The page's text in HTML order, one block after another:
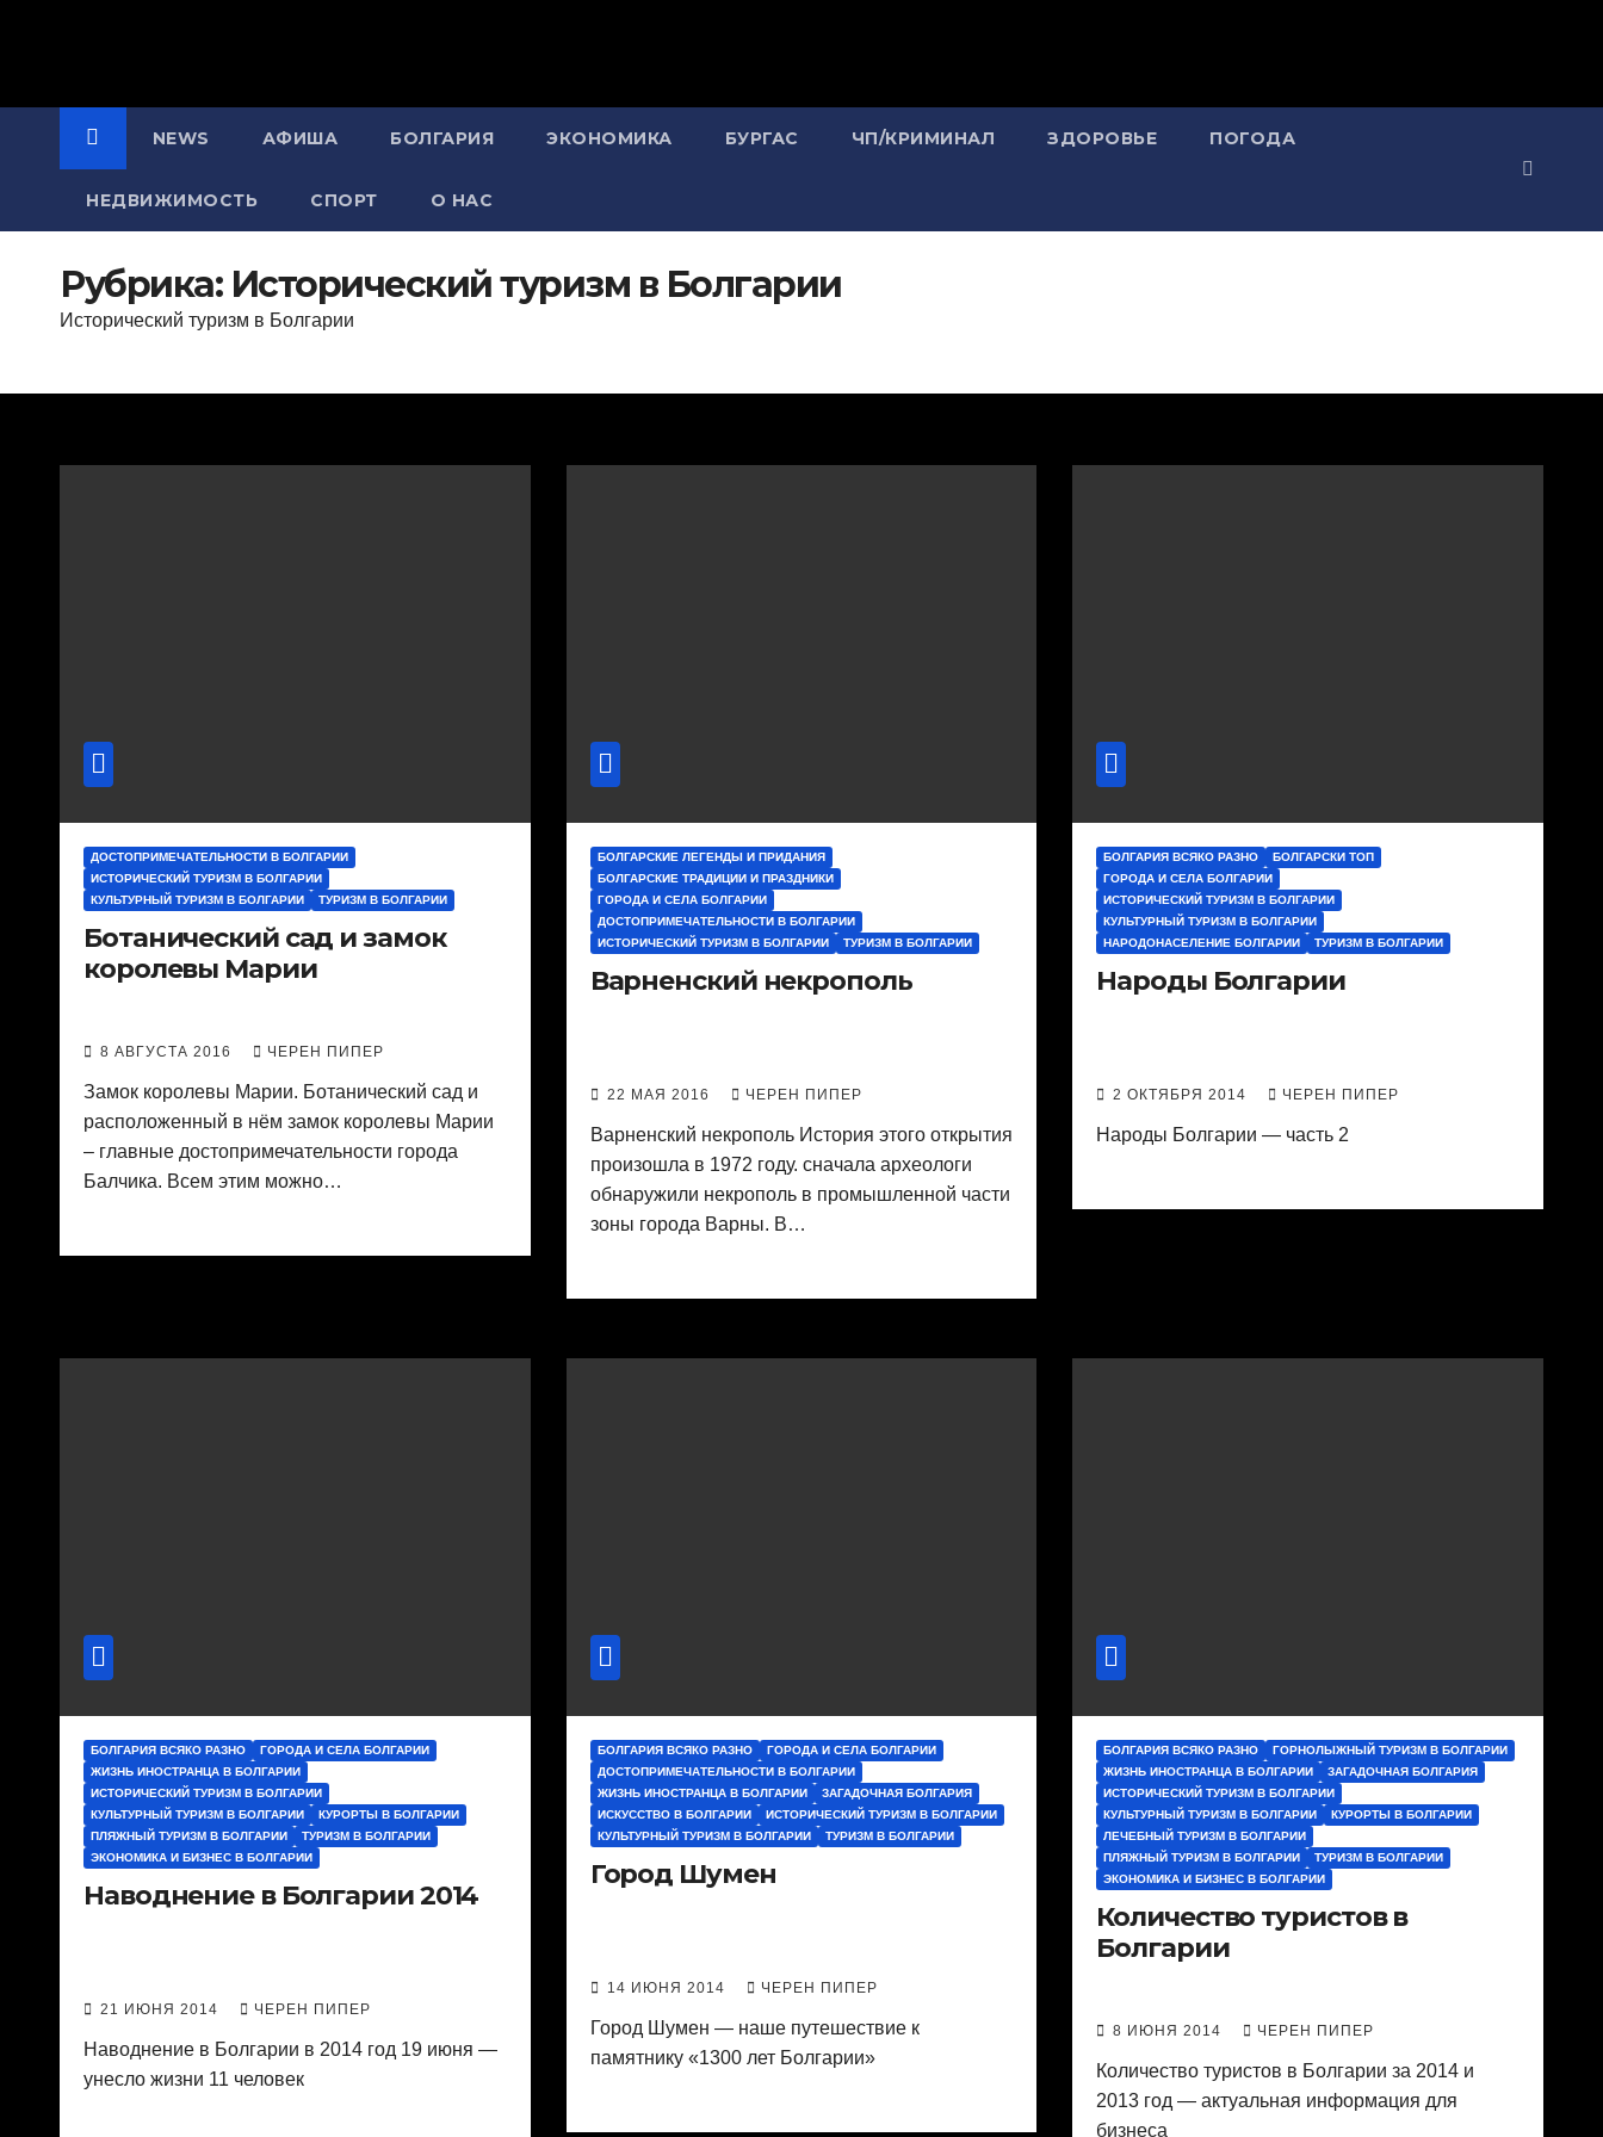
NEWS АФИША БОЛГАРИЯ ЭКОНОМИКА БУРГАС ЧП/КРИМИНАЛ ЗДОРОВЬЕ ПОГОДА
НЕДВИЖИМОСТЬ СПОРТ О НАС
Рубрика: Исторический туризм в Болгарии
Исторический туризм в Болгарии
ДОСТОПРИМЕЧАТЕЛЬНОСТИ В БОЛГАРИИ
ИСТОРИЧЕСКИЙ ТУРИЗМ В БОЛГАРИИ
КУЛЬТУРНЫЙ ТУРИЗМ В БОЛГАРИИ
ТУРИЗМ В БОЛГАРИИ
Ботанический сад и замок
королевы Марии
8 АВГУСТА 2016 ЧЕРЕН ПИПЕР
Замок королевы Марии. Ботанический сад и
расположенный в нём замок королевы Марии
– главные достопримечательности города
Балчика. Всем этим можно…
БОЛГАРСКИЕ ЛЕГЕНДЫ И ПРИДАНИЯ
БОЛГАРСКИЕ ТРАДИЦИИ И ПРАЗДНИКИ
ГОРОДА И СЕЛА БОЛГАРИИ
ДОСТОПРИМЕЧАТЕЛЬНОСТИ В БОЛГАРИИ
ИСТОРИЧЕСКИЙ ТУРИЗМ В БОЛГАРИИ
ТУРИЗМ В БОЛГАРИИ
Варненский некрополь
22 МАЯ 2016 ЧЕРЕН ПИПЕР
Варненский некрополь История этого открытия
произошла в 1972 году. сначала археологи
обнаружили некрополь в промышленной части
зоны города Варны. В…
БОЛГАРИЯ ВСЯКО РАЗНО
БОЛГАРСКИ ТОП
ГОРОДА И СЕЛА БОЛГАРИИ
ИСТОРИЧЕСКИЙ ТУРИЗМ В БОЛГАРИИ
КУЛЬТУРНЫЙ ТУРИЗМ В БОЛГАРИИ
НАРОДОНАСЕЛЕНИЕ БОЛГАРИИ
ТУРИЗМ В БОЛГАРИИ
Народы Болгарии
2 ОКТЯБРЯ 2014 ЧЕРЕН ПИПЕР
Народы Болгарии — часть 2
БОЛГАРИЯ ВСЯКО РАЗНО
ГОРОДА И СЕЛА БОЛГАРИИ
ЖИЗНЬ ИНОСТРАНЦА В БОЛГАРИИ
ИСТОРИЧЕСКИЙ ТУРИЗМ В БОЛГАРИИ
КУЛЬТУРНЫЙ ТУРИЗМ В БОЛГАРИИ
КУРОРТЫ В БОЛГАРИИ
ПЛЯЖНЫЙ ТУРИЗМ В БОЛГАРИИ
ТУРИЗМ В БОЛГАРИИ
ЭКОНОМИКА И БИЗНЕС В БОЛГАРИИ
Наводнение в Болгарии 2014
21 ИЮНЯ 2014 ЧЕРЕН ПИПЕР
Наводнение в Болгарии в 2014 год 19 июня —
унесло жизни 11 человек
БОЛГАРИЯ ВСЯКО РАЗНО
ГОРОДА И СЕЛА БОЛГАРИИ
ДОСТОПРИМЕЧАТЕЛЬНОСТИ В БОЛГАРИИ
ЖИЗНЬ ИНОСТРАНЦА В БОЛГАРИИ
ЗАГАДОЧНАЯ БОЛГАРИЯ
ИСКУССТВО В БОЛГАРИИ
ИСТОРИЧЕСКИЙ ТУРИЗМ В БОЛГАРИИ
КУЛЬТУРНЫЙ ТУРИЗМ В БОЛГАРИИ
ТУРИЗМ В БОЛГАРИИ
Город Шумен
14 ИЮНЯ 2014 ЧЕРЕН ПИПЕР
Город Шумен — наше путешествие к
памятнику «1300 лет Болгарии»
БОЛГАРИЯ ВСЯКО РАЗНО
ГОРНОЛЫЖНЫЙ ТУРИЗМ В БОЛГАРИИ
ЖИЗНЬ ИНОСТРАНЦА В БОЛГАРИИ
ЗАГАДОЧНАЯ БОЛГАРИЯ
ИСТОРИЧЕСКИЙ ТУРИЗМ В БОЛГАРИИ
КУЛЬТУРНЫЙ ТУРИЗМ В БОЛГАРИИ
КУРОРТЫ В БОЛГАРИИ
ЛЕЧЕБНЫЙ ТУРИЗМ В БОЛГАРИИ
ПЛЯЖНЫЙ ТУРИЗМ В БОЛГАРИИ
ТУРИЗМ В БОЛГАРИИ
ЭКОНОМИКА И БИЗНЕС В БОЛГАРИИ
Количество туристов в
Болгарии
8 ИЮНЯ 2014 ЧЕРЕН ПИПЕР
Количество туристов в Болгарии за 2014 и
2013 год — актуальная информация для
бизнеса